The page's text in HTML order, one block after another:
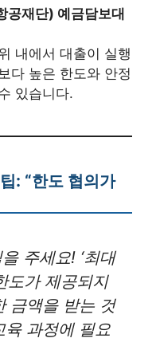
공재단) 예금담보대
내에서 대출이 실행
다 높은 한도와 안정
있습니다.
: “한도 협의가
주세요! ‘최대
도가 제공되지
금액을 받는 것
육 과정에 필요